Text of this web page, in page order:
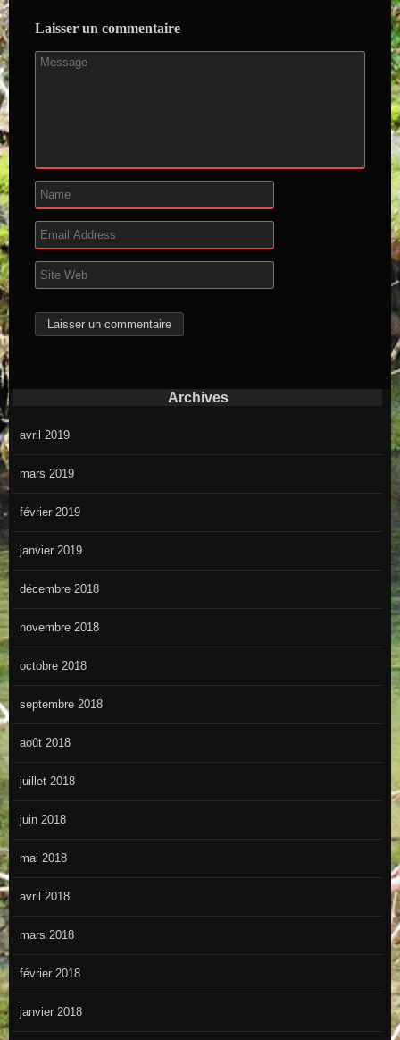
Laisser un commentaire
Archives
avril 2019
mars 2019
février 2019
janvier 2019
décembre 2018
novembre 2018
octobre 2018
septembre 2018
août 2018
juillet 2018
juin 2018
mai 2018
avril 2018
mars 2018
février 2018
janvier 2018